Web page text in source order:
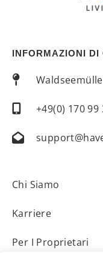
INFORMAZIONI DI
+49(0) 170 99
Chi Siamo
Karriere
Per I Proprietari